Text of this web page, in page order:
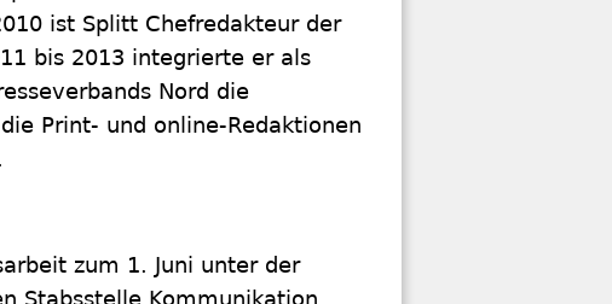
ist Splitt Chefredakteur der
bis 2013 integrierte er als
Nord die
Print- und online-Redaktionen
zum 1. Juni unter der
Stabsstelle Kommunikation